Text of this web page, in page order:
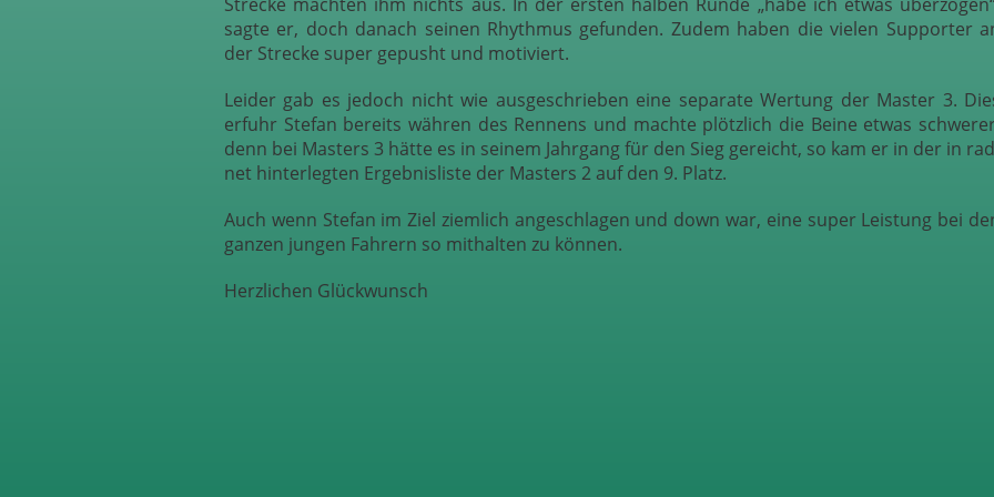
sagte er, doch danach seinen Rhythmus gefunden. Zudem haben die vielen Supporter
der Strecke super gepusht und motiviert.
Leider gab es jedoch nicht wie ausgeschrieben eine separate Wertung der Master 3.
erfuhr Stefan bereits währen des Rennens und machte plötzlich die Beine etwas
denn bei Masters 3 hätte es in seinem Jahrgang für den Sieg gereicht, so kam er in der in
net hinterlegten Ergebnisliste der Masters 2 auf den 9. Platz.
Auch wenn Stefan im Ziel ziemlich angeschlagen und down war, eine super Leistung bei
ganzen jungen Fahrern so mithalten zu können.
Herzlichen Glückwunsch